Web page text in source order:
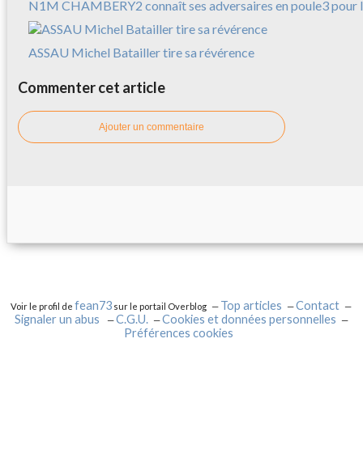
N1M CHAMBERY2 connaît ses adversaires en poule3 pour
ASSAU Michel Batailler tire sa révérence
Commenter cet article
Ajouter un commentaire
Voir le profil defean73 sur le portail Overblog Top articles
Contact
Signaler un abus
C.G.U.
Cookies et données personnelles
Préférences cookies